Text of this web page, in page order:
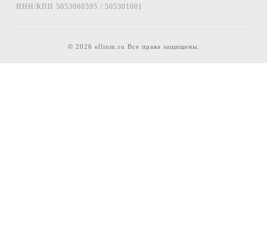
ИНН/КПП 5053060595 / 505301001
© 2026 ellium.ru Все права защищены.